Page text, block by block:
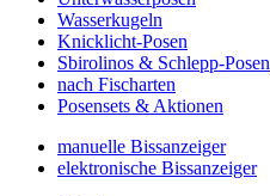
Wasserkugeln
Knicklicht-Posen
Sbirolinos & Schlepp-Posen
nach Fischarten
Posensets & Aktionen
manuelle Bissanzeiger
elektronische Bissanzeiger